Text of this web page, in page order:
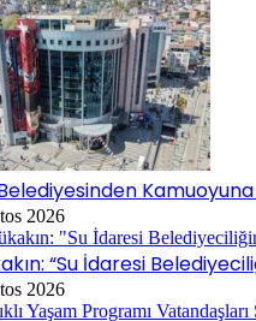
2026
“Su İdaresi
2026